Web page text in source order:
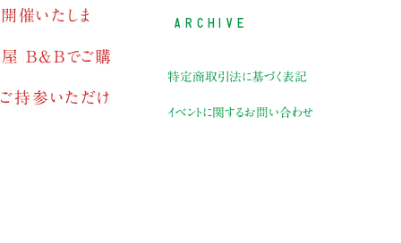
催いたしま
屋 B&Bでご購
持参いただけ
ARCHIVE
特定商取引法に基づく表記
イベントに関するお問い合わせ